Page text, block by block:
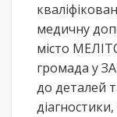
медичну
місто
громада у
до деталей